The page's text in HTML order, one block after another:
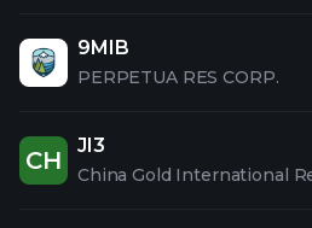
9MIB
PERPETUA RES CORP.
CH
JI3